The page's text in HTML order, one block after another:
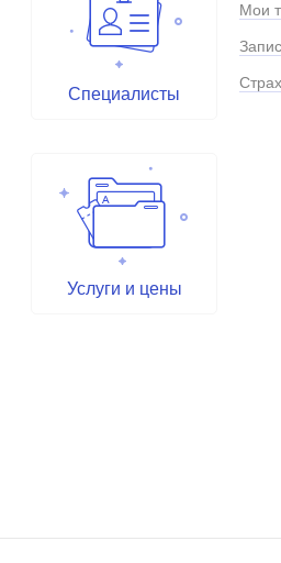
Специалисты
Услуги и цены
Мои